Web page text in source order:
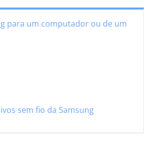
para um computador ou de um
sem fio da Samsung